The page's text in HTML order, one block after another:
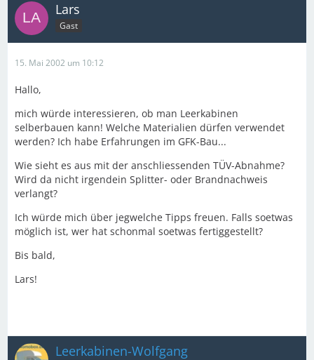
Lars
Gast
15. Mai 2002 um 10:12
Hallo,
mich würde interessieren, ob man Leerkabinen
selberbauen kann! Welche Materialien dürfen verwendet
werden? Ich habe Erfahrungen im GFK-Bau...
Wie sieht es aus mit der anschliessenden TÜV-Abnahme?
Wird da nicht irgendein Splitter- oder Brandnachweis
verlangt?
Ich würde mich über jegwelche Tipps freuen. Falls soetwas
möglich ist, wer hat schonmal soetwas fertiggestellt?
Bis bald,
Lars!
Leerkabinen-Wolfgang